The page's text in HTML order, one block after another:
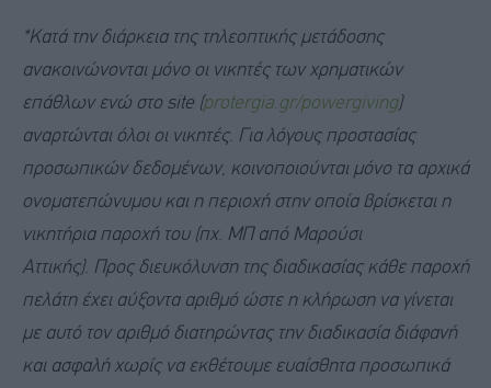
*Κατά την διάρκεια της τηλεοπτικής μετάδοσης
ανακοινώνονται μόνο οι νικητές των χρηματικών
επάθλων ενώ στο site (protergia.gr/powergiving)
αναρτώνται όλοι οι νικητές. Για λόγους προστασίας
προσωπικών δεδομένων, κοινοποιούνται μόνο τα αρχικά
ονοματεπώνυμου και η περιοχή στην οποία βρίσκεται η
νικητήρια παροχή του (πχ. ΜΠ από Μαρούσι
Αττικής). Προς διευκόλυνση της διαδικασίας κάθε παροχή
πελάτη έχει αύξοντα αριθμό ώστε η κλήρωση να γίνεται
με αυτό τον αριθμό διατηρώντας την διαδικασία διάφανή
και ασφαλή χωρίς να εκθέτουμε ευαίσθητα προσωπικά